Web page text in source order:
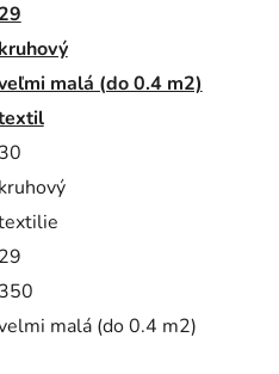
29
kruhový
malá (do 0.4 m2)
30
kruhový
29
350
malá (do 0.4 m2)